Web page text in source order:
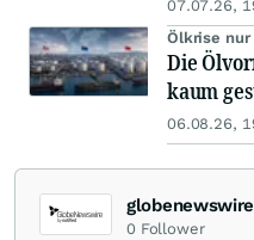
07.07.26,
Ölkrise nur
Die
kaum
06.08.26,
globenewswire
0 Follower